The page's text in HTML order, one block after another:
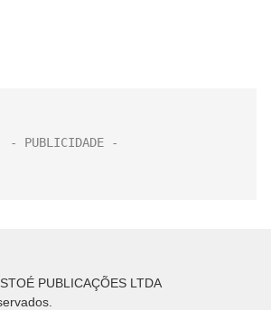
PUBLICAÇÕES LTDA